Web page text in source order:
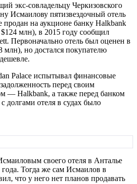
экс-совладельцу Черкизовского
Исмаилову пятизвездочный отель
продан на аукционе банку Halkbank
млн), в 2015 году сообщил
Первоначально отель был оценен в
млн), но достался покупателю
Palace испытывал финансовые
перед своим
— Halkbank, а также перед банком
долгами отеля в судах было
своего отеля в Анталье
Тогда же сам Исмаилов в
что у него нет планов продавать